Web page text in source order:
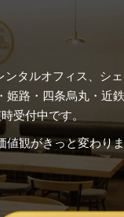
タルオフィス、シ
路・四条烏丸・近鉄
受付中です。
値観がきっと変わり